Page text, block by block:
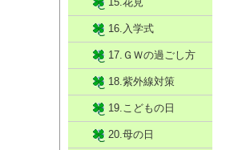
16.入学式
17.ＧＷの過ごし方
18.紫外線対策
19.こどもの日
20.母の日